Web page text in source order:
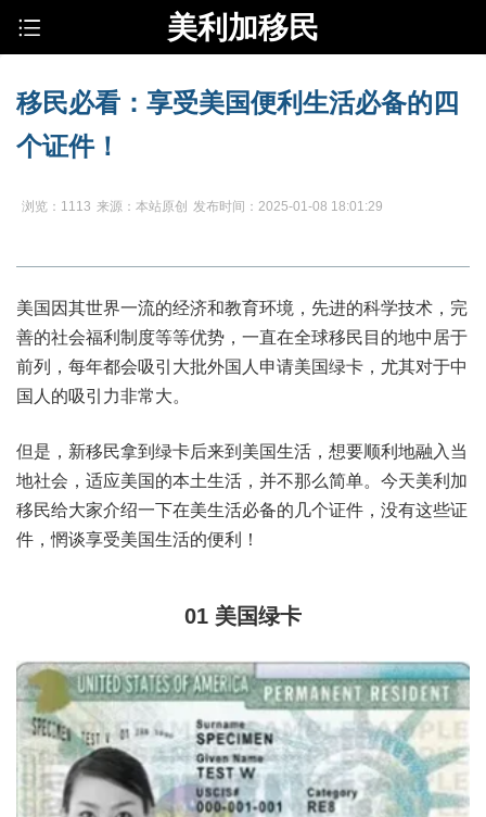
美利加移民
移民必看：享受美国便利生活必备的四
个证件！
浏览：1113 来源：本站原创 发布时间：2025-01-08 18:01:29
美国因其世界一流的经济和教育环境，先进的科学技术，完
善的社会福利制度等等优势，一直在全球移民目的地中居于
前列，每年都会吸引大批外国人申请美国绿卡，尤其对于中
国人的吸引力非常大。
但是，新移民拿到绿卡后来到美国生活，想要顺利地融入当
地社会，适应美国的本土生活，并不那么简单。今天美利加
移民给大家介绍一下在美生活必备的几个证件，没有这些证
件，惘谈享受美国生活的便利！
01 美国绿卡